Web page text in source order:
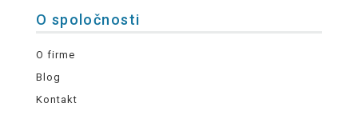
O spoločnosti
O firme
Blog
Kontakt